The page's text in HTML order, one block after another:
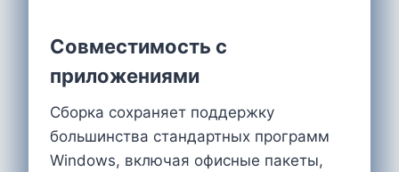
Совместимость с
приложениями
Сборка сохраняет поддержку
большинства стандартных программ
Windows, включая офисные пакеты,